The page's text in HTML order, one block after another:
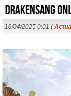
Drakensang
16/04/2025 0:01 (